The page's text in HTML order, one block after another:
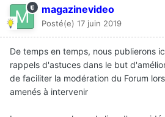
magazinevideo
Posté(e) 17 juin 2019
De temps en temps, nous publierons
rappels d'astuces dans le but
de faciliter la modération du Forum
amenés à intervenir